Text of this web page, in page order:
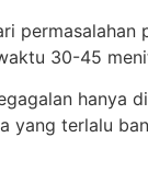
30-45
hanya
yang terlalu